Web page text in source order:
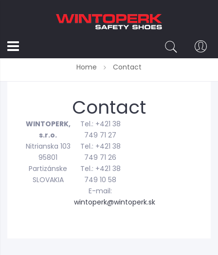
Home Contact
Contact
WINTOPERK,
s.r.o.
Nitrianska 103
95801
Partizánske
SLOVAKIA
Tel.: +421 38
749 71 27
Tel.: +421 38
749 71 26
Tel.: +421 38
749 10 58
E-mail:
wintoperk@wintoperk.sk